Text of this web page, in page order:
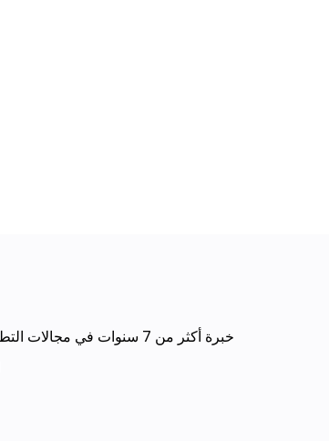
· خبرة أكثر من 7 سنوات في مجالات التطوير والتدريب والتحفيز والتحليل